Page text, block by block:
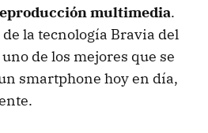
multimedia.
la tecnología Bravia del
de los mejores que se
smartphone hoy en día,